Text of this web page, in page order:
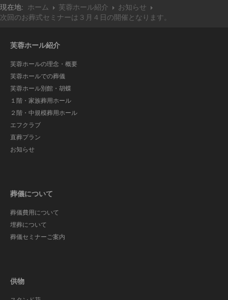
交通案内
現在地: ホーム 芙蓉ホール紹介
お知らせ
次回のお葬式セミナーは３月４日の開催となります。
芙蓉ホール紹介
芙蓉ホールの理念・概要
芙蓉ホールでの葬儀
芙蓉ホール別館・胡蝶
１階・家族葬用ホール
２階・中規模葬用ホール
エフクラブ
直葬プラン
お知らせ
葬儀について
葬儀費用について
埋葬について
葬儀セミナーご案内
供物